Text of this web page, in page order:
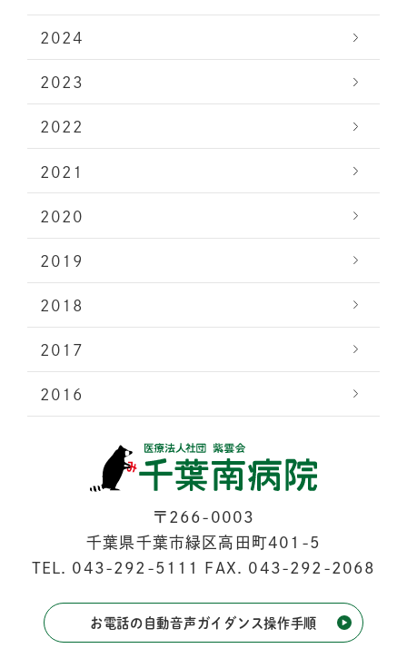
2024
2023
2022
2021
2020
2019
2018
2017
2016
〒266-0003
千葉県千葉市緑区高田町401-5
TEL. 043-292-5111 FAX. 043-292-2068
お電話の自動音声ガイダンス操作手順